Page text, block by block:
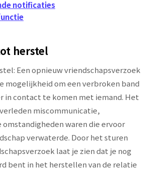
notificaties
herstel
Een opnieuw vriendschapsverzoek
mogelijkheid om een verbroken band
in contact te komen met iemand. Het
miscommunicatie,
omstandigheden waren die ervoor
verwaterde. Door het sturen
laat je zien dat je nog
bent in het herstellen van de relatie